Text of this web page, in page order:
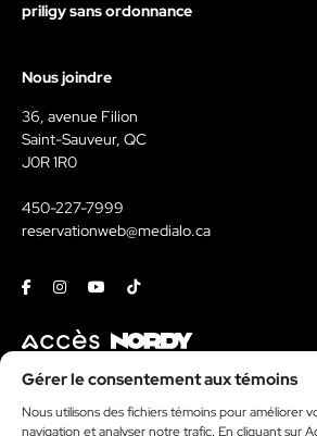
Gérer le consentement aux témoins
Nous utilisons des fichiers témoins pour améliorer
navigation et analyser notre trafic. En cliquant sur
priligy sans ordonnance
Nous joindre
36, avenue Filion
Saint-Sauveur, QC
J0R 1R0
450-227-7999
reservationweb@medialo.ca
FacebookInstagramYoutubeTiktok
Contact
Kit média